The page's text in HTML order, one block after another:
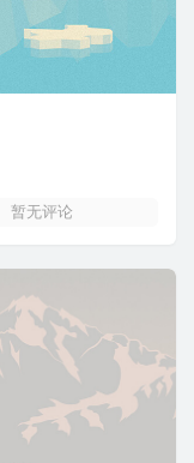
暂无评论